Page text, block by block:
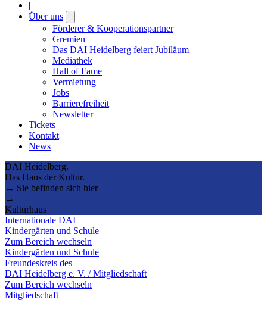
|
Über uns
submenu
Förderer & Kooperationspartner
Gremien
Das DAI Heidelberg feiert Jubiläum
Mediathek
Hall of Fame
Vermietung
Jobs
Barrierefreiheit
Newsletter
Tickets
Kontakt
News
DAI Heidelberg.
Das Haus der Kultur.
→ Sie befinden sich hier
→
Kulturhaus
Internationale DAI
Kindergärten und Schule
Zum Bereich wechseln
Kindergärten und Schule
Freundeskreis des
DAI Heidelberg e. V. / Mitgliedschaft
Zum Bereich wechseln
Mitgliedschaft